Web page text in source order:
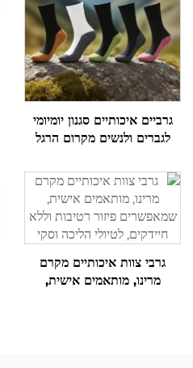
גרביים איכותיים סגנון יומיומי
לגברים ולנשים מקרום הרגל
להתאמה
גרבי צוות איכותיים מקרם
מרינו, מותאמים אישית,